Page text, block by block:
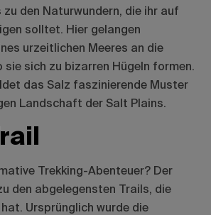
den Naturwundern, die ihr auf
solltet. Hier gelangen
urzeitlichen Meeres an die
sie sich zu bizarren Hügeln formen.
das Salz faszinierende Muster
Landschaft der Salt Plains.
Trekking-Abenteuer? Der
den abgelegensten Trails, die
Ursprünglich wurde die